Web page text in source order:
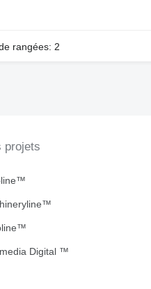
rangées: 2
projets
Digital ™